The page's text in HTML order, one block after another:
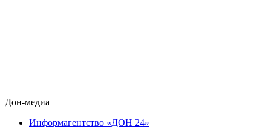
Дон-медиа
Информагентство «ДОН 24»